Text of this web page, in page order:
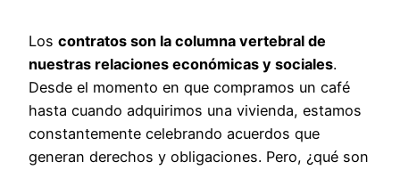
Los contratos son la columna vertebral de
nuestras relaciones económicas y sociales.
Desde el momento en que compramos un café
hasta cuando adquirimos una vivienda, estamos
constantemente celebrando acuerdos que
generan derechos y obligaciones. Pero, ¿qué son